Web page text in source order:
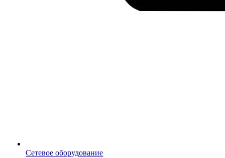
Сетевое оборудование